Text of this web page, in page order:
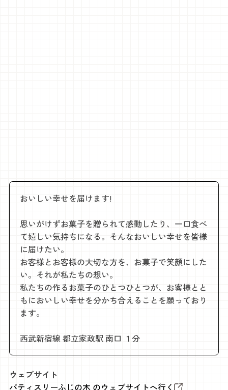
おいしい幸せを届けます!
思いがけずお菓子を贈られて感動したり、一口食べ
て嬉しい気持ちになる。そんなおいしい幸せを皆様
に届けたい。
お客様とお客様の大切な方を、お菓子で笑顔にした
い。それが私たちの想い。
私たちの作るお菓子のひとつひとつが、お客様とと
もにおいしい幸せを分かち合えることを願っており
ます。
西武新宿線 都立家政駅 南口 １分
ウェブサイト
パティスリーふじの木 のウェブサイトへ行く